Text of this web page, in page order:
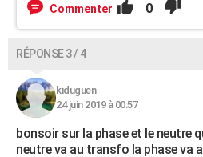
Commenter 0
RÉPONSE 3 / 4
kiduguen
24 juin 2019 à 00:57
bonsoir sur la phase et le neutre
neutre va au transfo la phase va